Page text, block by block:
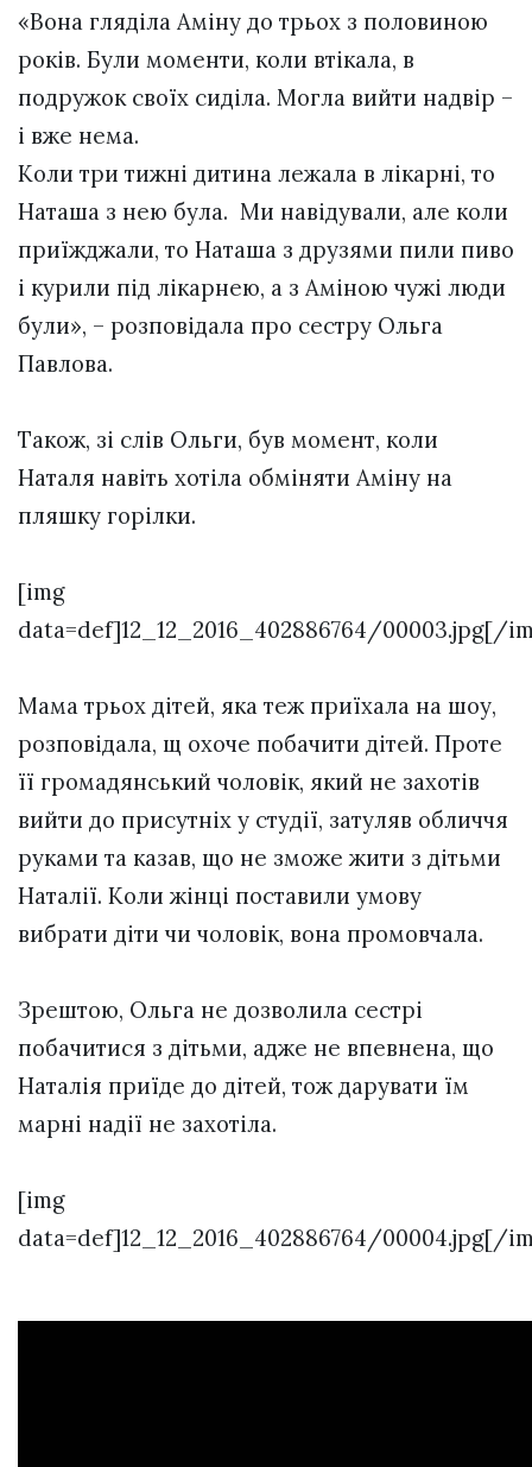
«Вона гляділа Аміну до трьох з половиною
років. Були моменти, коли втікала, в
подружок своїх сиділа. Могла вийти надвір –
і вже нема.
Коли три тижні дитина лежала в лікарні, то
Наташа з нею була. Ми навідували, але коли
приїжджали, то Наташа з друзями пили пиво
і курили під лікарнею, а з Аміною чужі люди
були», – розповідала про сестру Ольга
Павлова.
Також, зі слів Ольги, був момент, коли
Наталя навіть хотіла обміняти Аміну на
пляшку горілки.
[img
data=def]12_12_2016_402886764/00003.jpg[/
Мама трьох дітей, яка теж приїхала на шоу,
розповідала, щ охоче побачити дітей. Проте
її громадянський чоловік, який не захотів
вийти до присутніх у студії, затуляв обличчя
руками та казав, що не зможе жити з дітьми
Наталії. Коли жінці поставили умову
вибрати діти чи чоловік, вона промовчала.
Зрештою, Ольга не дозволила сестрі
побачитися з дітьми, адже не впевнена, що
Наталія приїде до дітей, тож дарувати їм
марні надії не захотіла.
[img
data=def]12_12_2016_402886764/00004.jpg[/